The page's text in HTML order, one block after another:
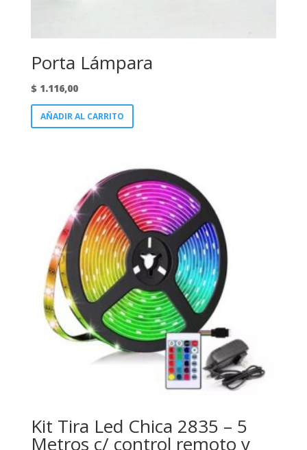
Porta Lámpara
$1.116,00
AÑADIR AL CARRITO
Kit Tira Led Chica 2835 – 5
Metros c/ control remoto y